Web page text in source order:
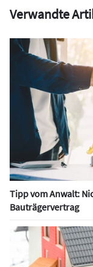
Verwandte
Tipp vom Anwalt:
Bauträgervertrag